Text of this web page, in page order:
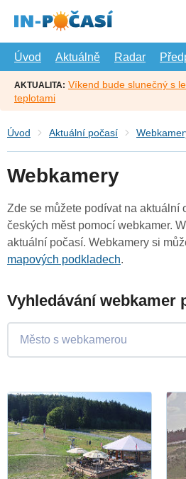
hlavní
Úvod
Aktuálně Radar
AKTUALITA: Víkend bude slunečný s
teplotami
Úvod Aktuální počasí
Webkamery
Zde se můžete podívat na aktuální
českých měst pomocí webkamer.
aktuální počasí. Webkamery si
mapových podkladech.
Vyhledávání webkamer